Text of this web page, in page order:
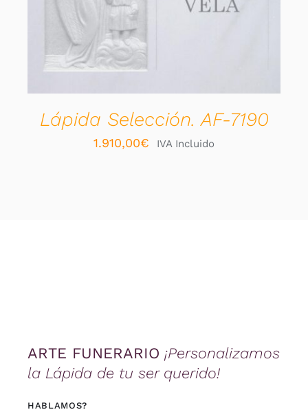
Lápida Selección. AF-7190
1.910,00€ IVA Incluido
ARTE FUNERARIO ¡Personalizamos
la Lápida de tu ser querido!
HABLAMOS?